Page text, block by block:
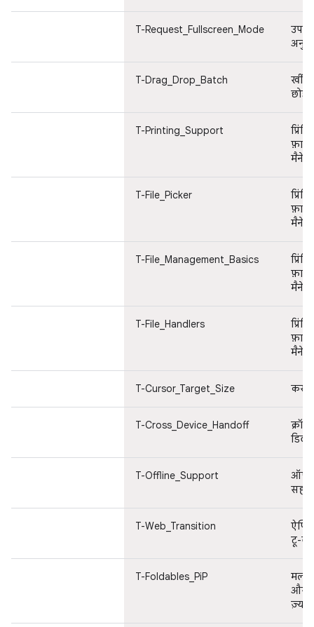
T-Request_Fullscreen_Mode
T-Drag_Drop_Batch
T-Printing_Support
T-File_Picker
T-File_Management_Basics
T-File_Handlers
T-Cursor_Target_Size कर्सर
T-Cross_Device_Handoff
क्रॉस-
T-Offline_Support
T-Web_Transition
टू-वेब
T-Foldables_PiP
और